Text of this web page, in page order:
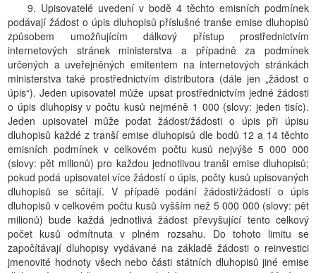
9. Upisovatelé uvedení v bodě 4 těchto emisních podmínek
podávají žádost o úpis dluhopisů příslušné tranše emise dluhopisů
způsobem umožňujícím dálkový přístup prostřednictvím
internetových stránek ministerstva a případně za podmínek
určených a uveřejněných emitentem na internetových stránkách
ministerstva také prostřednictvím distributora (dále jen „žádost o
úpis“). Jeden upisovatel může upsat prostřednictvím jedné žádosti
o úpis dluhopisy v počtu kusů nejméně 1 000 (slovy: jeden tisíc).
Jeden upisovatel může podat žádost/žádosti o úpis při úpisu
dluhopisů každé z tranší emise dluhopisů dle bodů 12 a 14 těchto
emisních podmínek v celkovém počtu kusů nejvýše 5 000 000
(slovy: pět milionů) pro každou jednotlivou tranši emise dluhopisů;
pokud podá upisovatel více žádostí o úpis, počty kusů upisovaných
dluhopisů se sčítají. V případě podání žádosti/žádostí o úpis
dluhopisů v celkovém počtu kusů vyšším než 5 000 000 (slovy: pět
milionů) bude každá jednotlivá žádost převyšující tento celkový
počet kusů odmítnuta v plném rozsahu. Do tohoto limitu se
započítávají dluhopisy vydávané na základě žádosti o reinvestici
jmenovité hodnoty všech nebo části státních dluhopisů jiné emise